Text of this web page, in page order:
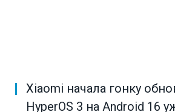
Xiaomi начала гонку
HyperOS 3 на Android 16